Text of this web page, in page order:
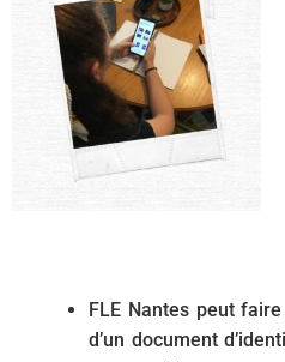
FLE Nantes peut
d’un document